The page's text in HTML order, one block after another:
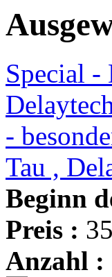
Special
-
Tau ,
Beginn
Preis :
Anzahl :